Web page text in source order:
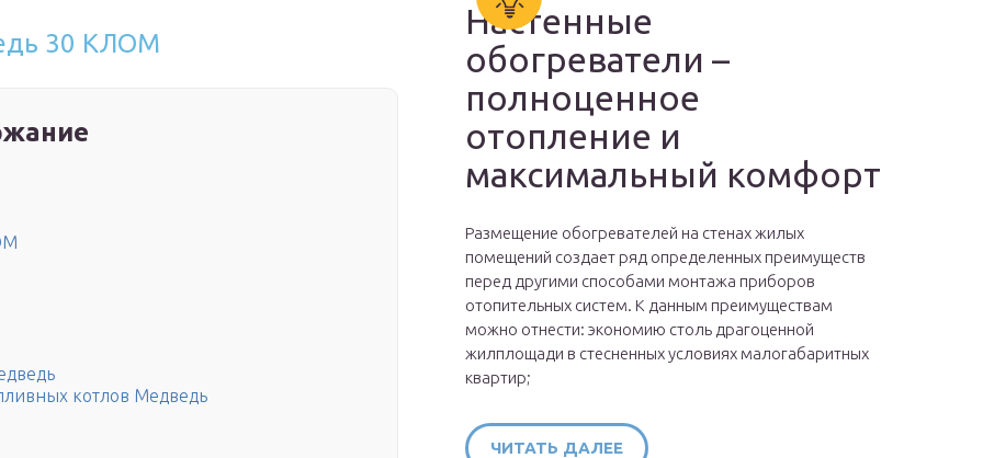
30 КЛОМ
котлов Медведь
Настенные
обогреватели –
полноценное
отопление и
максимальный комфорт
Размещение обогревателей на стенах жилых
помещений создает ряд определенных преимуществ
перед другими способами монтажа приборов
отопительных систем. К данным преимуществам
можно отнести: экономию столь драгоценной
жилплощади в стесненных условиях малогабаритных
квартир;
ЧИТАТЬ ДАЛЕЕ